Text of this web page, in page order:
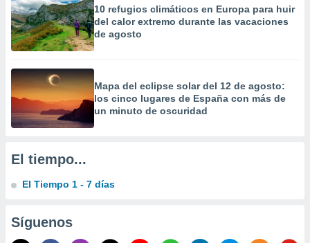
10 refugios climáticos en Europa para huir
del calor extremo durante las vacaciones
de agosto
Mapa del eclipse solar del 12 de agosto:
los cinco lugares de España con más de
un minuto de oscuridad
El tiempo...
El Tiempo 1 - 7 días
Síguenos